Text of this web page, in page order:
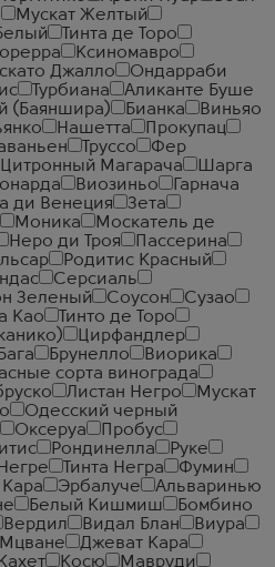
Мускат Желтый
Тинта де Торо
Ксиномавро
Джалло
Ондарраби
Турбиана
Аликанте Буше
(Баяншира) Бианка
Виньяо
Нашетта
Прокупац
Труссо
Фер
Цитронный Магарача
Шарга
Виозиньо
Гарнача
ди Венеция
Зета
Моника
Москатель де
Неро ди Троя
Пассерина
Родитис Красный
Серсиаль
Зеленый Соусон
Сузао
Као
Тинто де Торо
Цирфандлер
Бага Брунелло
Виорика
сорта винограда
Листан Негро
Мускат
Одесский черный
Оксеруа
Пробус
Рондинелла
Руке
Тинта Негра
Фумин
Эрбалуче
Альваринью
Белый Кишмиш
Бомбино
Вердил Видал Блан
Виура
Мцване
Джеват Кара
Кахет Косю
Мавруди